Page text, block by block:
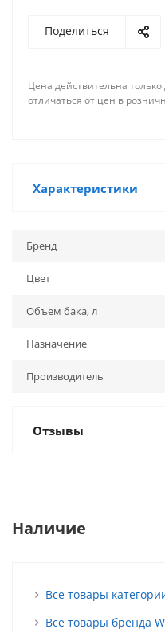
Поделиться
Цена действительна
отличаться от цен в
Характеристики
Бренд
Цвет
Объем бака, л
Назначение
Производитель
Отзывы
Наличие
Все товары
Все товары бренда